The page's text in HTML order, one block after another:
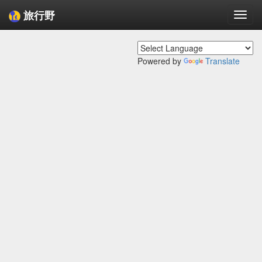
旅行野
Powered by Translate